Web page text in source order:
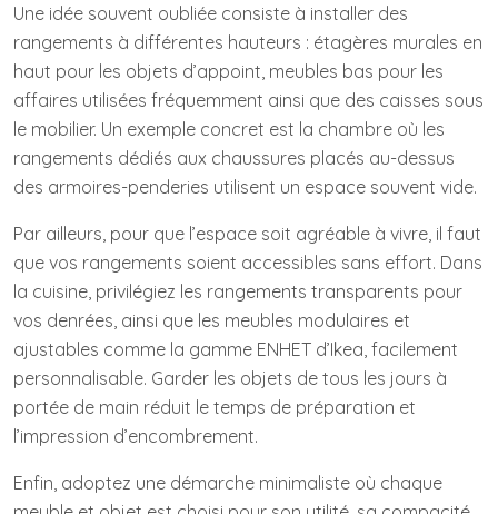
Une idée souvent oubliée consiste à installer des
rangements à différentes hauteurs : étagères murales en
haut pour les objets d’appoint, meubles bas pour les
affaires utilisées fréquemment ainsi que des caisses sous
le mobilier. Un exemple concret est la chambre où les
rangements dédiés aux chaussures placés au-dessus
des armoires-penderies utilisent un espace souvent vide.
Par ailleurs, pour que l’espace soit agréable à vivre, il faut
que vos rangements soient accessibles sans effort. Dans
la cuisine, privilégiez les rangements transparents pour
vos denrées, ainsi que les meubles modulaires et
ajustables comme la gamme ENHET d’Ikea, facilement
personnalisable. Garder les objets de tous les jours à
portée de main réduit le temps de préparation et
l’impression d’encombrement.
Enfin, adoptez une démarche minimaliste où chaque